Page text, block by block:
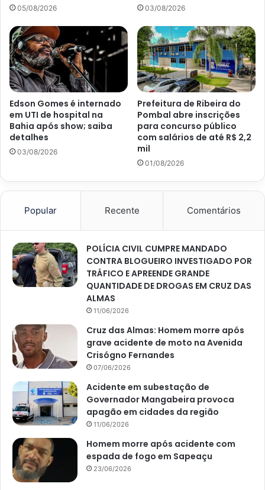
05/08/2026 03/08/2026
Edson Gomes é internado
em UTI de hospital na
Bahia após show; saiba
detalhes
03/08/2026
Prefeitura de Ribeira do
Pombal abre inscrições
para concurso público
com salários de até R$ 2,2
mil
01/08/2026
Popular Recente Comentários
POLÍCIA CIVIL CUMPRE MANDADO
CONTRA BLOGUEIRO INVESTIGADO POR
TRÁFICO E APREENDE GRANDE
QUANTIDADE DE DROGAS EM CRUZ DAS
ALMAS
11/06/2026
Cruz das Almas: Homem morre após
grave acidente de moto na Avenida
Crisógno Fernandes
07/06/2026
Acidente em subestação de
Governador Mangabeira provoca
apagão em cidades da região
11/06/2026
Homem morre após acidente com
espada de fogo em Sapeaçu
23/06/2026